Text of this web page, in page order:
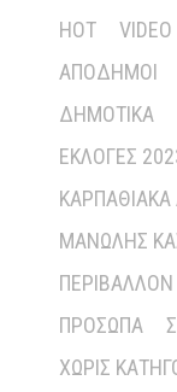
HOT
VIDEO
ΑΠΌΔΗΜΟΙ
ΔΗΜΟΤΙΚΆ
ΕΚΛΟΓΈΣ
ΜΑΝΏΛΗΣ
ΠΕΡΙΒΆΛΛΟΝ
ΠΡΌΣΩΠΑ
ΧΩΡΊΣ